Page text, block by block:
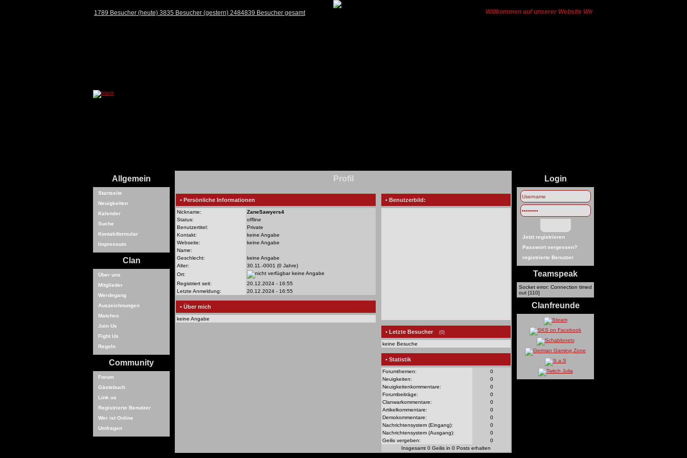
1789 Besucher (heute) 3835 Besucher (gestern) 2484839 Besucher gesamt Willkommen auf unserer Website Wir haben von Ts3 zu Discord
Allgemein
Startseite
Neuigkeiten
Kalender
Suche
Kontaktformular
Impressum
Clan
Über uns
Mitglieder
Werdegang
Auszeichnungen
Matches
Join Us
Fight Us
Regeln
Community
Forum
Gästebuch
Link us
Registrierte Benutzer
Wer ist Online
Umfragen
Profil
• Persönliche Informationen
Nickname:
ZaneSawyers4
Status:
offline
Benutzertitel:
Private
Kontakt:
keine Angabe
Webseite:
keine Angabe
Name:
Geschlecht:
keine Angabe
Alter:
30.11.-0001 (0 Jahre)
Ort:
keine Angabe
Registriert seit:
20.12.2024 - 16:55
Letzte Anmeldung:
20.12.2024 - 16:55
• Über mich
keine Angabe
• Benutzerbild:
• Letzte Besucher (0)
keine Besuche
• Statistik
Forumthemen:
0
Neuigkeiten:
0
Neuigkeitenkommentare:
0
Forumbeiträge:
0
Clanwarkommentare:
0
Artikelkommentare:
0
Demokommentare:
0
Nachrichtensystem (Eingang):
0
Nachrichtensystem (Ausgang):
0
Geilis vergeben:
0
Insgesamt 0 Geilis in 0 Posts erhalten
Login
Jetzt registrieren
Passwort vergessen?
registrierte Benutzer
Teamspeak
Socket error: Connection timed
out [110]
Clanfreunde